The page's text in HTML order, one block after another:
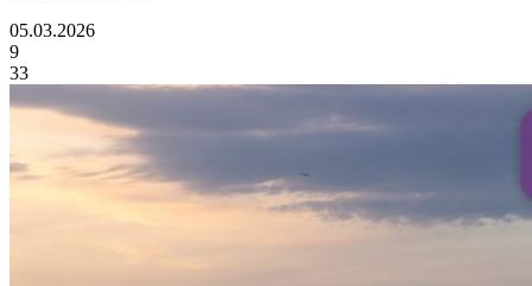
05.03.2026
9
33